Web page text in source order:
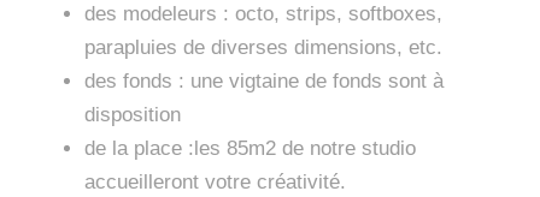
des modeleurs : octo, strips, softboxes,
parapluies de diverses dimensions, etc.
des fonds : une vigtaine de fonds sont à
disposition
de la place :les 85m2 de notre studio
accueilleront votre créativité.